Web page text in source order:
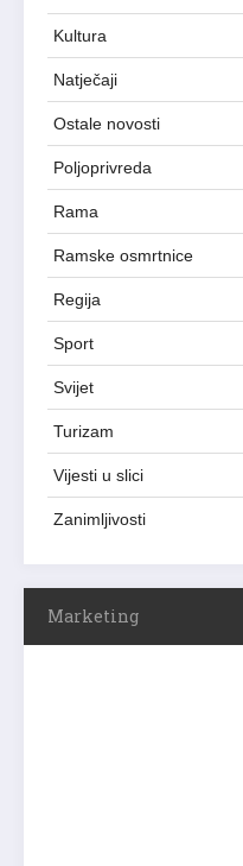
Kultura
Natječaji
Ostale novosti
Poljoprivreda
Rama
Ramske osmrtnice
Regija
Sport
Svijet
Turizam
Vijesti u slici
Zanimljivosti
Marketing